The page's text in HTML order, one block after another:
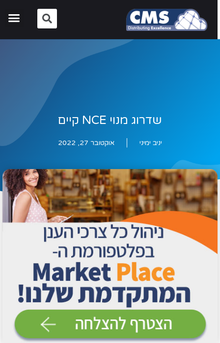
שדרוג מנוי NCE קיים
יניב ימיני אוקטובר 27, 2022